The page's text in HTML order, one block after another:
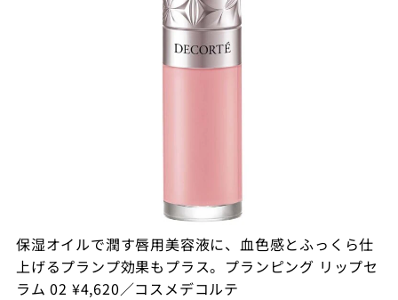
保湿オイルで潤す唇用美容液に、血色感とふっくら仕
上げるプランプ効果もプラス。プランピング リップセ
ラム 02 ¥4,620／コスメデコルテ